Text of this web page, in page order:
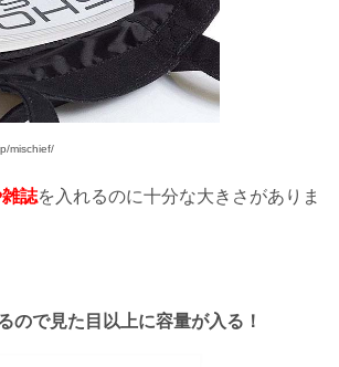
mischief/
誌を入れるのに十分な大きさがありま
ので見た目以上に容量が入る！